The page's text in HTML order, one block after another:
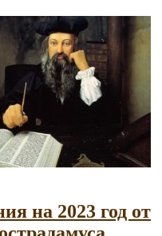
на 2023 год от